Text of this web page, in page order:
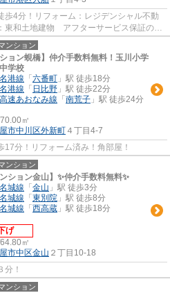
歩4分！リフォーム：レジデンシャル不動
和土地建物 アフターサービス保証のつ
ンション
ション蜆橋】仲介手数料無料！玉川小学
学校
港線 「 六番町 」駅 徒歩18分
港線 「 日比野 」駅 徒歩22分
速あおなみ線 「 南荒子 」駅 徒歩24分
㎡
市中川区外新町 ４丁目4-7
分！リフォーム済み！角部屋！
ンション
ンション金山】✨️仲介手数料無料✨️
城線 「 金山 」駅 徒歩3分
城線 「 東別院 」駅 徒歩8分
城線 「 西高蔵 」駅 徒歩18分
げ
㎡
市中区金山 ２丁目10-18
分！
ンション